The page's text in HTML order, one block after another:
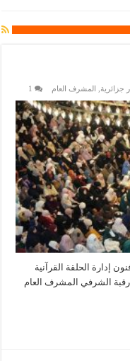
جزائرية المشرف العام 1
“فنون إدارة الحلقة القرآنية
الشرفي المشرف العام